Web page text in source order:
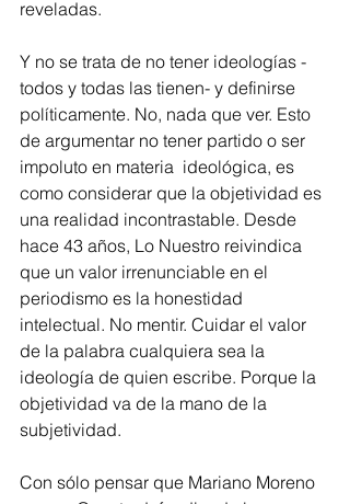
reveladas.
Y no se trata de no tener ideologías -
todos y todas las tienen- y definirse
políticamente. No, nada que ver. Esto
de argumentar no tener partido o ser
impoluto en materia  ideológica, es
como considerar que la objetividad es
una realidad incontrastable. Desde
hace 43 años, Lo Nuestro reivindica
que un valor irrenunciable en el
periodismo es la honestidad
intelectual. No mentir. Cuidar el valor
de la palabra cualquiera sea la
ideología de quien escribe. Porque la
objetividad va de la mano de la
subjetividad.
Con sólo pensar que Mariano Moreno